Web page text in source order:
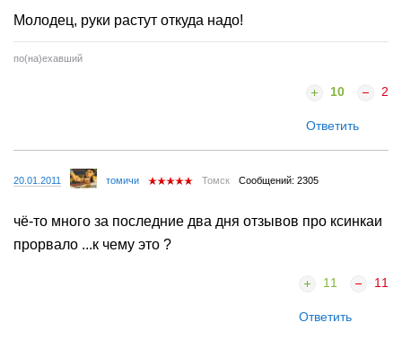
Молодец, руки растут откуда надо!
по(на)ехавший
10 2
Ответить
20.01.2011 томичи Томск Сообщений: 2305
чё-то много за последние два дня отзывов про ксинкаи
прорвало ...к чему это ?
11 11
Ответить